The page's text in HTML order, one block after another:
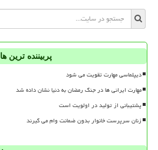
پربیننده ترین ها
دیپلماسی مهارت تقویت می شود
مهارت ایرانی ها در جنگ رمضان به دنیا نشان داده شد
پشتیبانی از تولید در اولویت است
زنان سرپرست خانوار بدون ضمانت وام می گیرند